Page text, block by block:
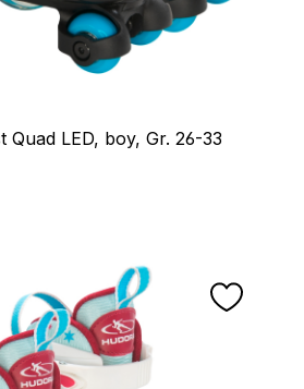
Quad LED, boy, Gr. 26-33